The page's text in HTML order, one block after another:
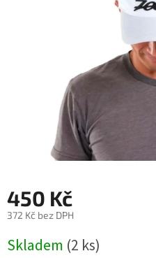
450 Kč
372 Kč bez DPH
cena:
Skladem (2 ks)